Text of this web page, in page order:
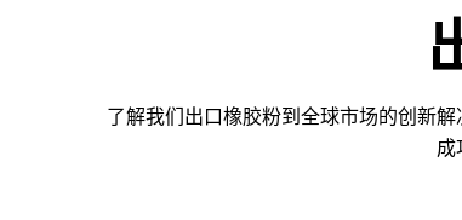
了解我们出口橡胶粉到全球市场的创新
成